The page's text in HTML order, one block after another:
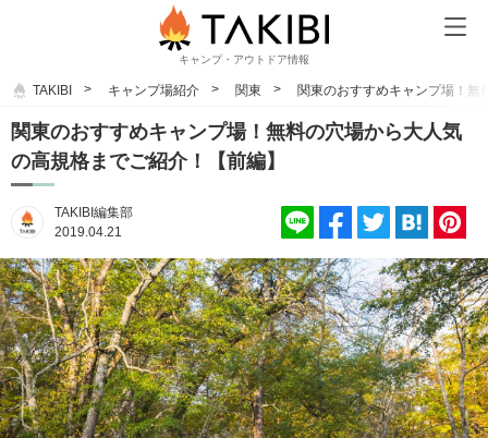
キャンプ・アウトドア情報
TAKIBI キャンプ場紹介 関東 関東のおすすめキャンプ場！無
関東のおすすめキャンプ場！無料の穴場から大人気
の高規格までご紹介！【前編】
TAKIBI編集部
2019.04.21